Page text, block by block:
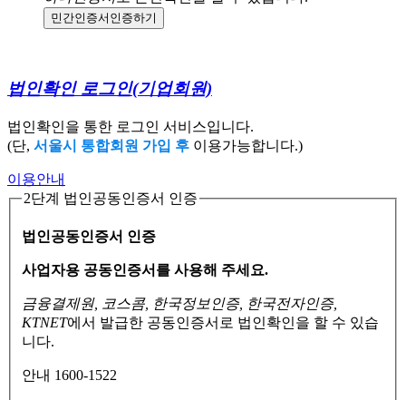
민간인증서 인증하기
법인확인 로그인(기업회원)
법인확인을 통한 로그인 서비스입니다.
(단, 서울시 통합회원 가입 후 이용가능합니다.)
이용안내
2단계 법인공동인증서 인증
법인공동인증서 인증
사업자용 공동인증서를 사용해 주세요.
금융결제원, 코스콤, 한국정보인증, 한국전자인증,
KTNET에서 발급한 공동인증서로 법인확인을 할 수 있습
니다.
안내 1600-1522